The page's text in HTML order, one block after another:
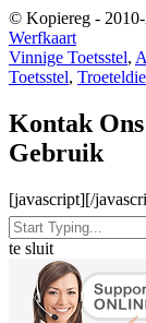
© Kopiereg -
Werfkaart
Vinnige Toetsstel,
Toetsstel,
Kontak
Gebruik
[javascript][/
te sluit